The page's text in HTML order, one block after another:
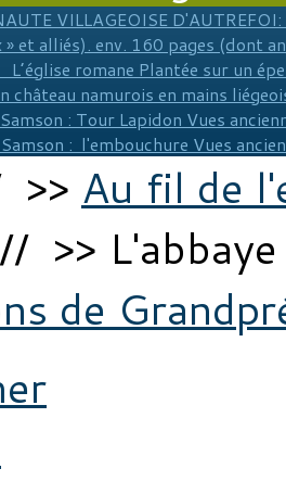
VILLAGEOISE D'AUTREFOI
et alliés). env. 160 pages (dont
L’église romane Plantée sur un
château namurois en mains
: Tour Lapidon Vues
: l'embouchure Vues
>> Au fil de
// >>
de